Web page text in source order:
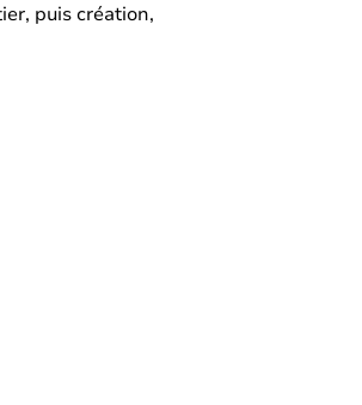
puis création,